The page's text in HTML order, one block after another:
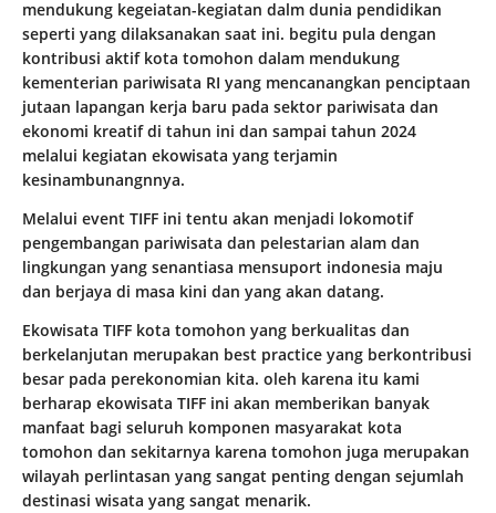
mendukung kegeiatan-kegiatan dalm dunia pendidikan
seperti yang dilaksanakan saat ini. begitu pula dengan
kontribusi aktif kota tomohon dalam mendukung
kementerian pariwisata RI yang mencanangkan penciptaan
jutaan lapangan kerja baru pada sektor pariwisata dan
ekonomi kreatif di tahun ini dan sampai tahun 2024
melalui kegiatan ekowisata yang terjamin
kesinambunangnnya.
Melalui event TIFF ini tentu akan menjadi lokomotif
pengembangan pariwisata dan pelestarian alam dan
lingkungan yang senantiasa mensuport indonesia maju
dan berjaya di masa kini dan yang akan datang.
Ekowisata TIFF kota tomohon yang berkualitas dan
berkelanjutan merupakan best practice yang berkontribusi
besar pada perekonomian kita. oleh karena itu kami
berharap ekowisata TIFF ini akan memberikan banyak
manfaat bagi seluruh komponen masyarakat kota
tomohon dan sekitarnya karena tomohon juga merupakan
wilayah perlintasan yang sangat penting dengan sejumlah
destinasi wisata yang sangat menarik.